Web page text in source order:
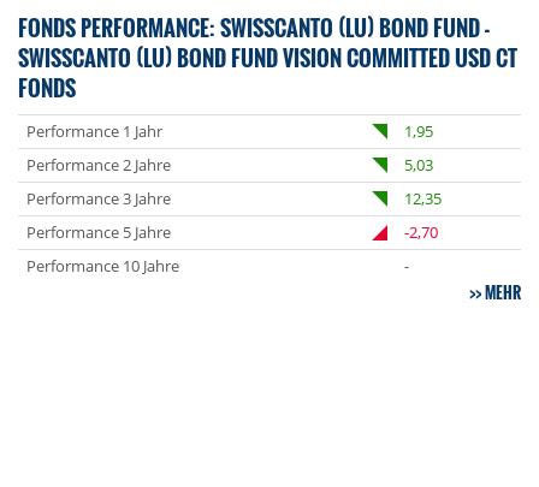
FONDS PERFORMANCE: SWISSCANTO (LU) BOND FUND -
SWISSCANTO (LU) BOND FUND VISION COMMITTED USD CT
FONDS
Performance 1 Jahr
1,95
Performance 2 Jahre
5,03
Performance 3 Jahre
12,35
Performance 5 Jahre
-2,70
Performance 10 Jahre
-
MEHR